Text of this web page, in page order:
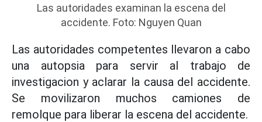
Las autoridades examinan la escena del
accidente. Foto: Nguyen Quan
Las autoridades competentes llevaron a cabo
una autopsia para servir al trabajo de
investigacion y aclarar la causa del accidente.
Se movilizaron muchos camiones de
remolque para liberar la escena del accidente.